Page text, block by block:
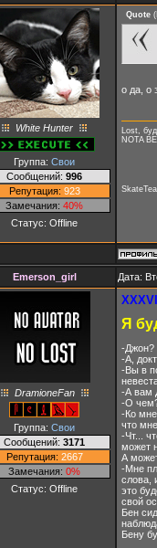
White Hunter
Группа: Свои
Сообщений: 996
Репутация: 923
Замечания: 40%
Статус: Offline
Quote (
о да, о
Lost,
NOTA
Emerson_girl Дата:
DramioneFan
Группа: Свои
Сообщений: 3171
Репутация: 2667
Замечания: 0%
Статус: Offline
Я
-Джон?
-А,
-Вы в
-А вам
-О
-Ко мне
что
-Чт...
может
А
-Мне
слова,
это
свой
Бен
Бену